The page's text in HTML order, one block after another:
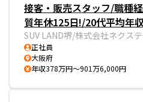
接客・販売スタッフ/職種
質年休125日!/20代平均年
SUV LAND堺/株式会社ネクス
正社員
大阪府
年収378万円～901万6,000円